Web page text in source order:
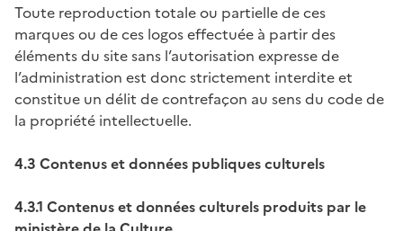
Toute reproduction totale ou partielle de ces
marques ou de ces logos effectuée à partir des
éléments du site sans l’autorisation expresse de
l’administration est donc strictement interdite et
constitue un délit de contrefaçon au sens du code de
la propriété intellectuelle.
4.3 Contenus et données publiques culturels
4.3.1 Contenus et données culturels produits par le